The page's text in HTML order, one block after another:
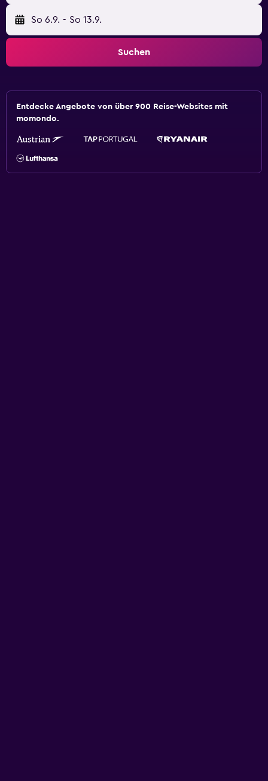
So 6.9. - So 13.9.
Suchen
Entdecke Angebote von über 900 Reise-Websites mit
momondo.